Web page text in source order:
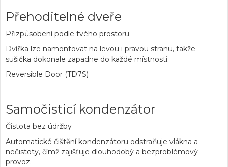
Přehoditelné dveře
Přizpůsobení podle tvého prostoru
Dvířka lze namontovat na levou i pravou stranu, takže
sušička dokonale zapadne do každé místnosti.
Reversible Door (TD7S)
Samočisticí kondenzátor
Čistota bez údržby
Automatické čištění kondenzátoru odstraňuje vlákna a
nečistoty, čímž zajišťuje dlouhodobý a bezproblémový
provoz.